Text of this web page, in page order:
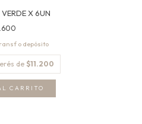
X 6UN
de $11.200